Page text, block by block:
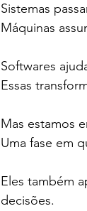
Sistemas
Máquinas
Softwares
Essas
Mas estamos
Uma fase em
Eles também
decisões.